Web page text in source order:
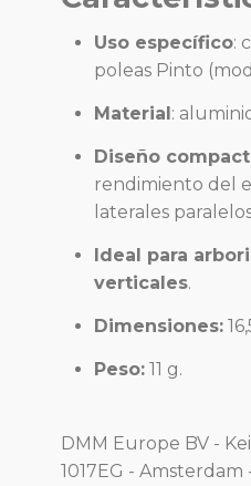
Uso específico:
poleas Pinto
Material :
Diseño
rendimiento del
laterales
Ideal para
verticales.
Dimensiones:
Peso: 11 g.
DMM Europe BV -
1017EG -